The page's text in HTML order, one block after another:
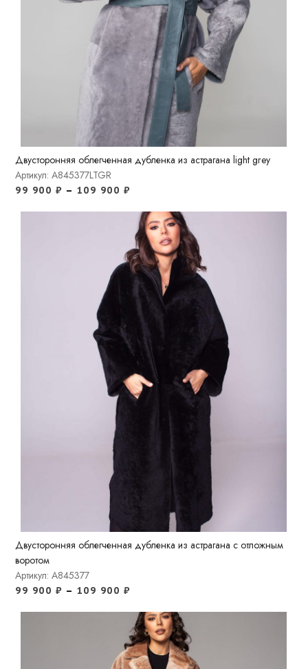
Двусторонняя облегченная дубленка из астрагана light grey
Артикул: A845377LTGR
99 900 ₽ – 109 900 ₽
Двусторонняя облегченная дубленка из астрагана с отложным
воротом
Артикул: A845377
99 900 ₽ – 109 900 ₽